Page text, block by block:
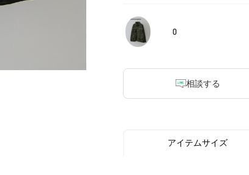
0
相談する
アイテムサイズ